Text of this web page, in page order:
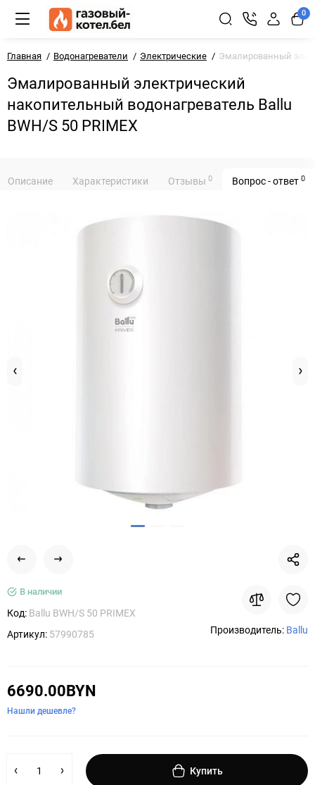
0
Главная Водонагреватели Электрические Эмалированный
Эмалированный электрический
накопительный водонагреватель Ballu
BWH/S 50 PRIMEX
Описание Характеристики Отзывы 0 Вопрос - ответ 0
В наличии
Код: Ballu BWH/S 50 PRIMEX
Артикул: 57990785 Производитель: Ballu
6690.00BYN
Нашли дешевле?
Купить